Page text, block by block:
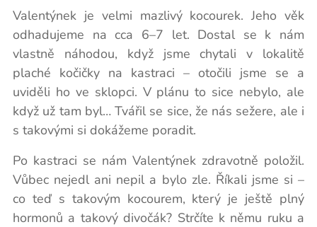
Valentýnek je velmi mazlivý kocourek. Jeho věk
odhadujeme na cca 6–7 let. Dostal se k nám
vlastně náhodou, když jsme chytali v lokalitě
plaché kočičky na kastraci – otočili jsme se a
uviděli ho ve sklopci. V plánu to sice nebylo, ale
když už tam byl… Tvářil se sice, že nás sežere, ale i
s takovými si dokážeme poradit.
Po kastraci se nám Valentýnek zdravotně položil.
Vůbec nejedl ani nepil a bylo zle. Říkali jsme si –
co teď s takovým kocourem, který je ještě plný
hormonů a takový divočák? Strčíte k němu ruku a